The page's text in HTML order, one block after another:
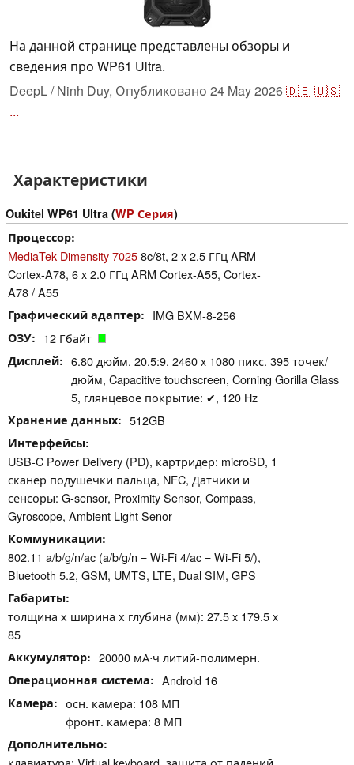
На данной странице представлены обзоры и
сведения про WP61 Ultra.
DeepL / Ninh Duy, Опубликовано 24 May 2026🇩🇪🇺🇸
...
Характеристики
Oukitel WP61 Ultra (WP Серия)
Процессор
MediaTek Dimensity 70258c/8t, 2 x 2.5 ГГц ARM
Cortex-A78, 6 x 2.0 ГГц ARM Cortex-A55, Cortex-
A78 / A55
Графический адаптер IMG BXM-8-256
ОЗУ 12 Гбайт
Дисплей
6.80 дюйм. 20.5:9, 2460 x 1080 пикс. 395 точек/
дюйм, Capacitive touchscreen, Corning Gorilla Glass
5, глянцевое покрытие: ✔, 120 Hz
Хранение данных 512GB
Интерфейсы
USB-C Power Delivery (PD), картридер: microSD, 1
сканер подушечки пальца, NFC, Датчики и
сенсоры: G-sensor, Proximity Sensor, Compass,
Gyroscope, Ambient Light Senor
Коммуникации
802.11 a/b/g/n/ac (a/b/g/n = Wi-Fi 4/ac = Wi-Fi 5/),
Bluetooth 5.2, GSM, UMTS, LTE, Dual SIM, GPS
Габариты
толщина х ширина х глубина (мм): 27.5 x 179.5 x
85
Аккумулятор 20000 мА⋅ч литий-полимерн.
Операционная система Android 16
Камера
осн. камера: 108 МП
фронт. камера: 8 МП
Дополнительно